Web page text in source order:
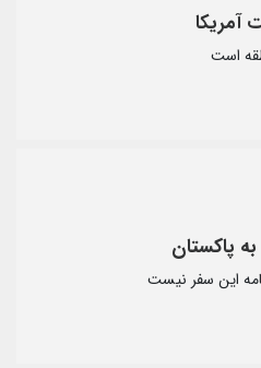
آمریکا
است
به پاکستان
این سفر نیست